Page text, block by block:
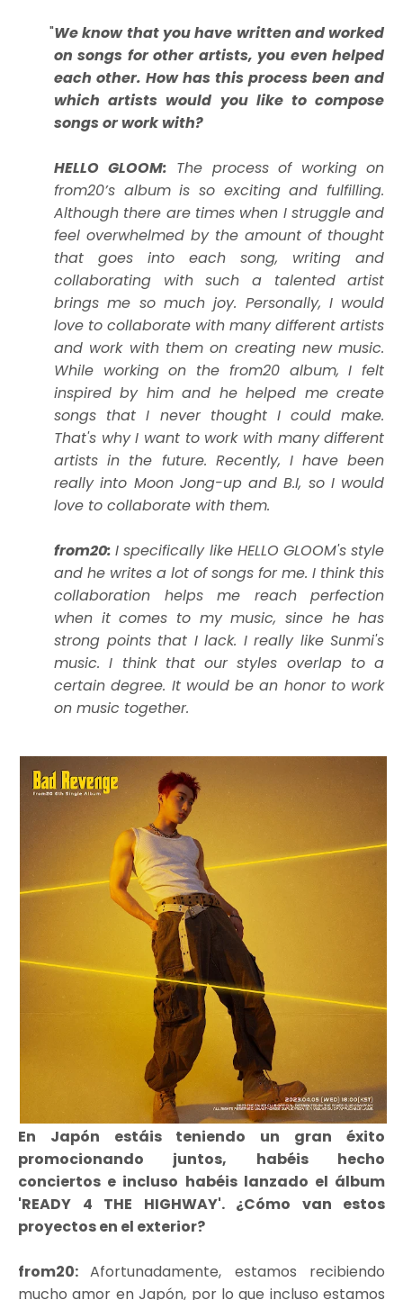
We know that you have written and worked
on songs for other artists, you even helped
each other. How has this process been and
which artists would you like to compose
songs or work with?
HELLO GLOOM: The process of working on
from20’s album is so exciting and fulfilling.
Although there are times when I struggle and
feel overwhelmed by the amount of thought
that goes into each song, writing and
collaborating with such a talented artist
brings me so much joy. Personally, I would
love to collaborate with many different artists
and work with them on creating new music.
While working on the from20 album, I felt
inspired by him and he helped me create
songs that I never thought I could make.
That's why I want to work with many different
artists in the future. Recently, I have been
really into Moon Jong-up and B.I, so I would
love to collaborate with them.
from20:I specifically like HELLO GLOOM's style
and he writes a lot of songs for me. I think this
collaboration helps me reach perfection
when it comes to my music, since he has
strong points that I lack. I really like Sunmi's
music. I think that our styles overlap to a
certain degree. It would be an honor to work
on music together.
En Japón estáis teniendo un gran éxito
promocionando juntos, habéis hecho
conciertos e incluso habéis lanzado el álbum
'READY 4 THE HIGHWAY'. ¿Cómo van estos
proyectos en el exterior?
from20:Afortunadamente, estamos recibiendo
mucho amor en Japón, por lo que incluso estamos